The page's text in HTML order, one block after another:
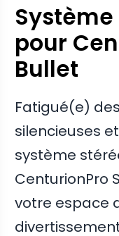
pour
Bullet
Fatigué(e)
silencieuses
système
CenturionPro
votre espace